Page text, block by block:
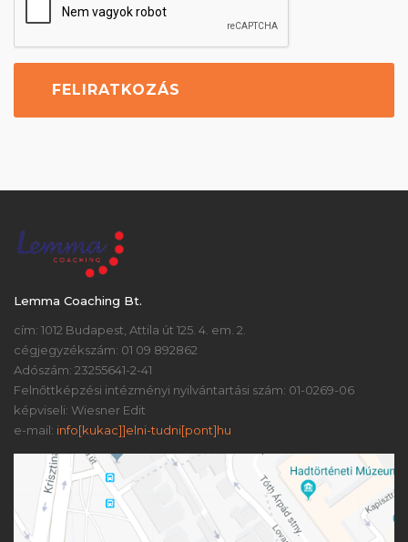
Lemma Coaching Bt.
cím: 1012 Budapest, Attila út 125. 4. em. 2.
cégjegyzékszám: 01 09 892862
Adószám: 23255641-2-41
Felnőttképzési intézményi nyilvántartási szám: 01-0269-06
képviseli: Wiesner Edit
e-mail: info[kukac]]elni-tudni[pont]hu